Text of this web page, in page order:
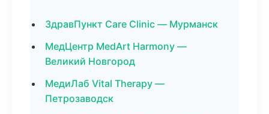
ЗдравПункт Care Clinic — Мурманск
МедЦентр MedArt Harmony —
Великий Новгород
МедиЛаб Vital Therapy —
Петрозаводск